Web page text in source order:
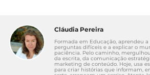
Cláudia Pereira
Formada em Educação, aprendeu
perguntas difíceis e a explicar o
paciência. Pelo caminho,
da escrita, da comunicação
marketing de conteúdo. Hoje, usa
para criar histórias que informam,